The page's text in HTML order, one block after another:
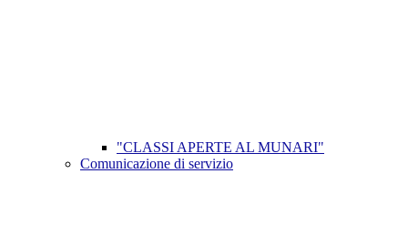
"CLASSI APERTE AL MUNARI"
Comunicazione di servizio